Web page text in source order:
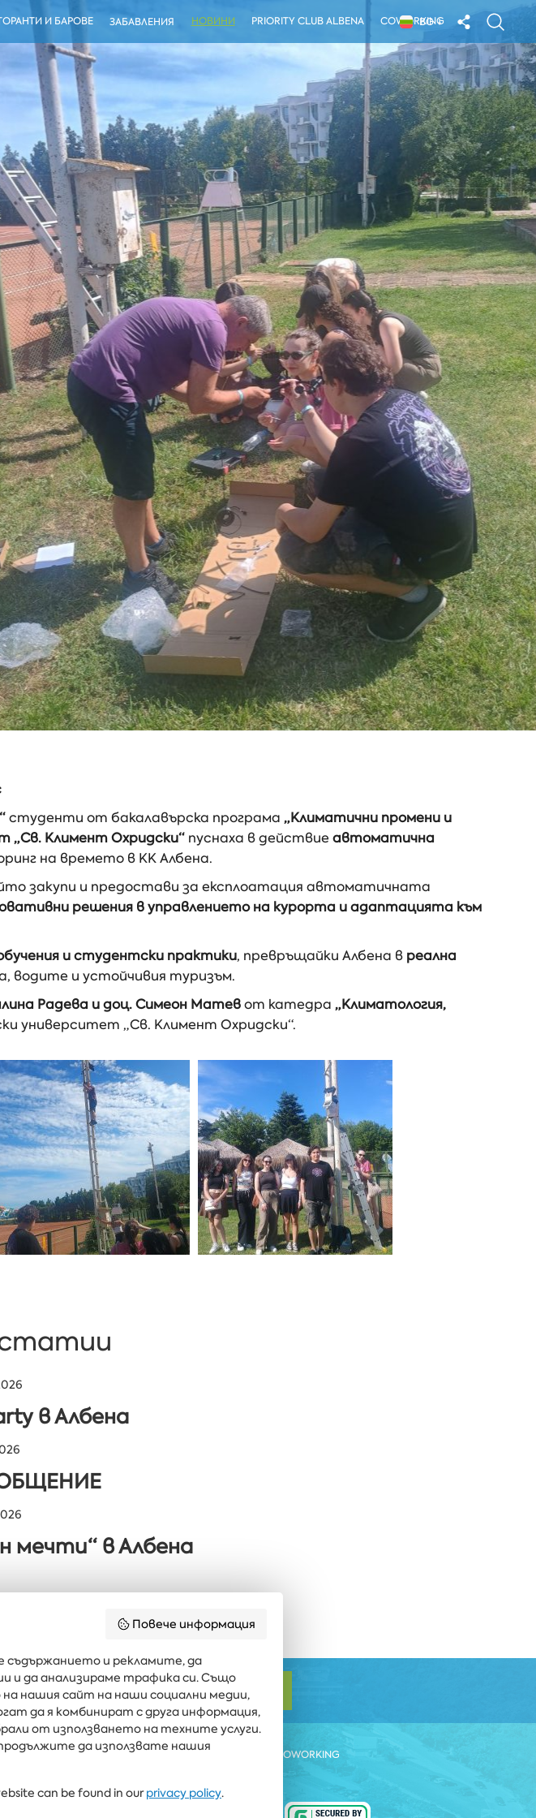
И БАРОВЕ ЗАБАВЛЕНИЯ НОВИНИ PRIORITY CLUB ALBENA COWORKING
BG
студенти от бакалавърска програма „Климатични промени и
„Св. Климент Охридски“пуснаха в действиеавтоматична
на времето в КК Албена.
закупи и предостави за експлоатация автоматичната
решения в управлението на курорта и адаптацията към
и студентски практики, превръщайки Албена в реална
водите и устойчивия туризъм.
Радева и доц. Симеон Матевот катедра „Климатология,
университет „Св. Климент Охридски“.
в Албена
мечти“ в Албена
АБОНИРАЙ СЕ
БЯЛАТА ЛАГУНА И ФОРЕСТ БИЙЧ РИЗОРТ COWORKING
Повече информация
съдържанието и рекламите, да
и да анализираме трафика си. Също
нашия сайт на наши социални медии,
да я комбинират с друга информация,
от използването на техните услуги.
да използвате нашия
can be found in ourprivacy policy.